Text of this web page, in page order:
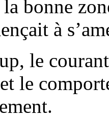
bonne
à
le
le